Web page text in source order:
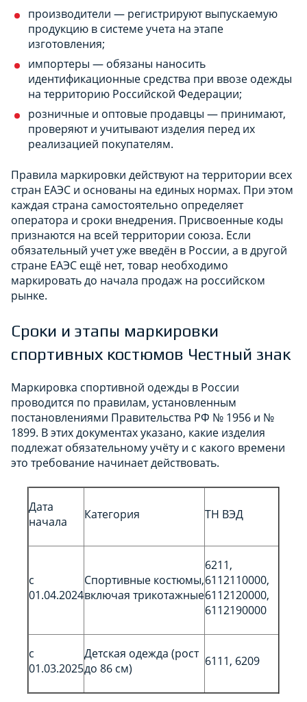
производители — регистрируют выпускаемую
продукцию в системе учета на этапе
изготовления;
импортеры — обязаны наносить
идентификационные средства при ввозе одежды
на территорию Российской Федерации;
розничные и оптовые продавцы — принимают,
проверяют и учитывают изделия перед их
реализацией покупателям.
Правила маркировки действуют на территории всех
стран ЕАЭС и основаны на единых нормах. При этом
каждая страна самостоятельно определяет
оператора и сроки внедрения. Присвоенные коды
признаются на всей территории союза. Если
обязательный учет уже введён в России, а в другой
стране ЕАЭС ещё нет, товар необходимо
маркировать до начала продаж на российском
рынке.
Сроки и этапы маркировки
спортивных костюмов Честный знак
Маркировка спортивной одежды в России
проводится по правилам, установленным
постановлениями Правительства РФ № 1956 и №
1899. В этих документах указано, какие изделия
подлежат обязательному учёту и с какого времени
это требование начинает действовать.
Дата
начала
Категория ТН ВЭД
с
01.04.2024
Спортивные костюмы,
включая трикотажные
6211,
6112110000,
6112120000,
6112190000
с
01.03.2025
Детская одежда (рост
до 86 см)
6111, 6209